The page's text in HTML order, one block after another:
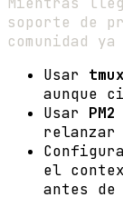
soporte de
comunidad
Usar tmux
aunque
Usar PM2
relanzar
el
antes